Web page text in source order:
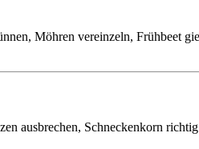
Möhren vereinzeln, Frühbeet
ausbrechen, Schneckenkorn